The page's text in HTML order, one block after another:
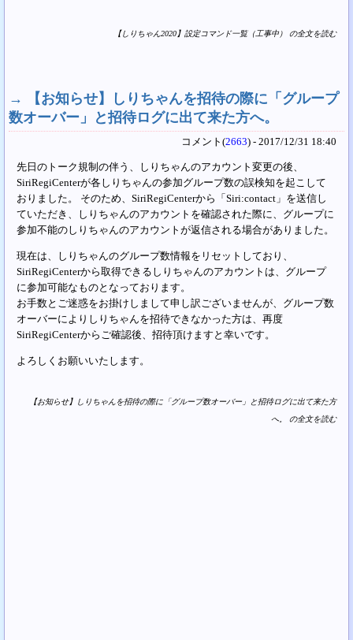
【しりちゃん2020】設定コマンド一覧（工事中） の全文を読む
→
【お知らせ】しりちゃんを招待の際に「グループ
数オーバー」と招待ログに出て来た方へ。
コメント(2663) - 2017/12/31 18:40
先日のトーク規制の伴う、しりちゃんのアカウント変更の後、
SiriRegiCenterが各しりちゃんの参加グループ数の誤検知を起こして
おりました。 そのため、SiriRegiCenterから「Siri:contact」を送信し
ていただき、しりちゃんのアカウントを確認された際に、グループに
参加不能のしりちゃんのアカウントが返信される場合がありました。
現在は、しりちゃんのグループ数情報をリセットしており、
SiriRegiCenterから取得できるしりちゃんのアカウントは、グループ
に参加可能なものとなっております。
お手数とご迷惑をお掛けしまして申し訳ございませんが、グループ数
オーバーによりしりちゃんを招待できなかった方は、再度
SiriRegiCenterからご確認後、招待頂けますと幸いです。
よろしくお願いいたします。
【お知らせ】しりちゃんを招待の際に「グループ数オーバー」と招待ログに出て来た方
へ。 の全文を読む